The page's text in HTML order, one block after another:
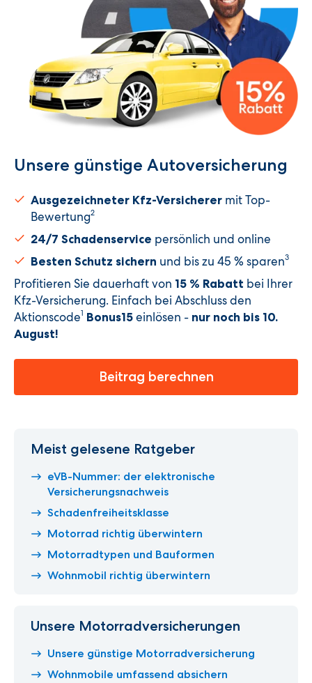
Unsere günstige Autoversicherung​
Ausgezeichneter Kfz-Versicherer mit Top-
Bewertung2
24/7 Schadenservice persönlich und online
Besten Schutz sichern und bis zu 45 % sparen3
Profitieren Sie dauerhaft von 15 % Rabatt bei Ihrer
Kfz-Versicherung. Einfach bei Abschluss den
Aktionscode1 Bonus15 einlösen - nur noch bis 10.
August!
Beitrag berechnen
Meist gelesene Ratgeber
eVB-Nummer: der elektronische
Versicherungsnachweis
Schadenfreiheitsklasse
Motorrad richtig überwintern
Motorradtypen und Bauformen
Wohnmobil richtig überwintern
Unsere Motorradversicherungen
Unsere günstige Motorradversicherung
Wohnmobile umfassend absichern